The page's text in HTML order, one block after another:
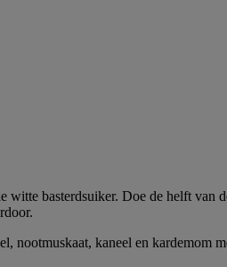
basterdsuiker. Doe de helft
nootmuskaat, kaneel en